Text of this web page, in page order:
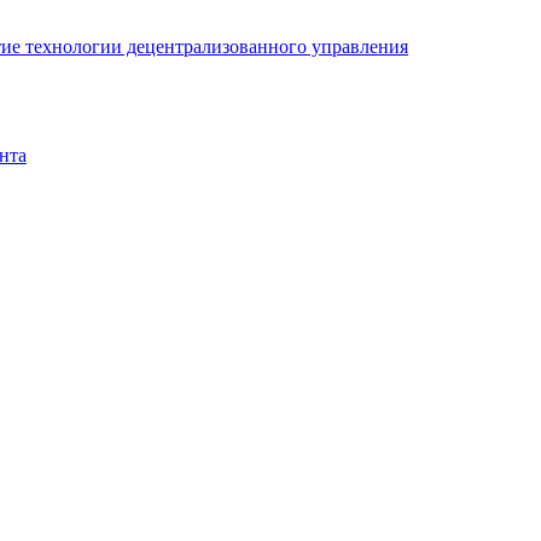
децентрализованного управления